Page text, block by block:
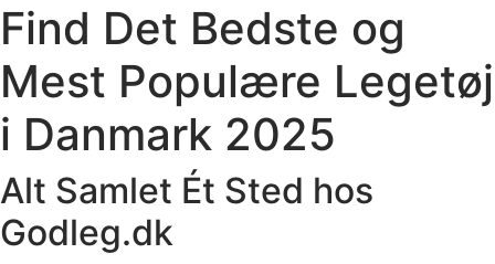
Find Det Bedste og
Mest Populære Legetøj
i Danmark 2025
Alt Samlet Ét Sted hos
Godleg.dk